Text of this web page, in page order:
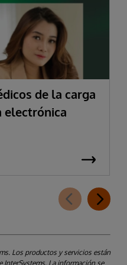
de la carga
electrónica
Los productos y servicios están
La información se